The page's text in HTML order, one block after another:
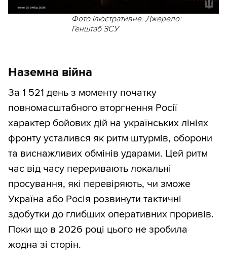
Фото ілюстративне. Джерело:
Генштаб ЗСУ
Наземна війна
За 1 521 день з моменту початку
повномасштабного вторгнення Росії
характер бойових дій на українських лініях
фронту усталився як ритм штурмів, оборони
та виснажливих обмінів ударами. Цей ритм
час від часу переривають локальні
просування, які перевіряють, чи зможе
Україна або Росія розвинути тактичні
здобутки до глибших оперативних проривів.
Поки що в 2026 році цього не зробила
жодна зі сторін.